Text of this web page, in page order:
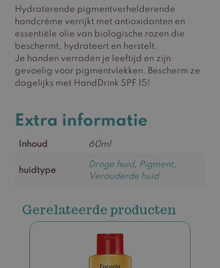
Hydraterende pigmentverhelderende
handcrème verrijkt met antioxidanten en
essentiële olie van biologische rozen die
beschermt, hydrateert en herstelt.
Je handen verraden je leeftijd en zijn
gevoelig voor pigmentvlekken. Bescherm ze
dagelijks met HandDrink SPF 15!
Extra informatie
Inhoud 60ml
huidtype
Droge huid, Pigment,
Verouderde huid
Gerelateerde producten